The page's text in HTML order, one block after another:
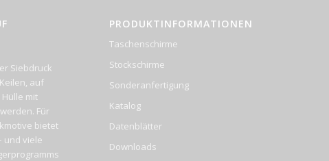
Siebdruck
auf
mit
Für
bietet
und viele
PRODUKTINFORMATIONEN
Taschenschirme
Stockschirme
Sonderanfertigung
Katalog
Datenblätter
Downloads